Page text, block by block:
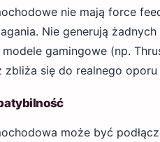
nie mają force
Nie generują
modele gamingowe (np.
zbliża się do realnego
może być